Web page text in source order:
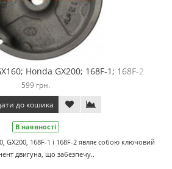
Honda GX200; 168F-1; 168F-2
599 грн.
до кошика
В наявності
GX200, 168F-1 і 168F-2 являє собою ключовий
двигуна, що забезпечу..